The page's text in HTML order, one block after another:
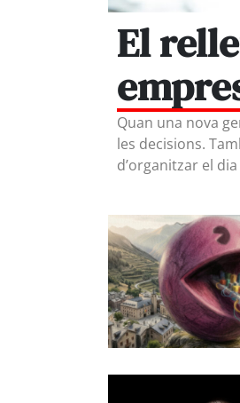
El
Quan una nova
les decisions.
d’organitzar el